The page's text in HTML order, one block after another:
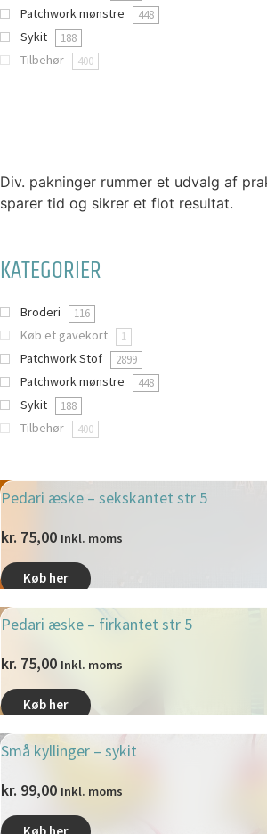
Patchwork mønstre 448
Sykit 188
Tilbehør 400
Div. pakninger rummer et udvalg af
sparer tid og sikrer et flot resultat.
KATEGORIER
Broderi 116
Køb et gavekort 1
Patchwork Stof 2899
Patchwork mønstre 448
Sykit 188
Tilbehør 400
Pedari æske – sekskantet str 5
kr. 75,00 Inkl. moms
Køb her
Pedari æske – firkantet str 5
kr. 75,00 Inkl. moms
Køb her
Små kyllinger – sykit
kr. 99,00 Inkl. moms